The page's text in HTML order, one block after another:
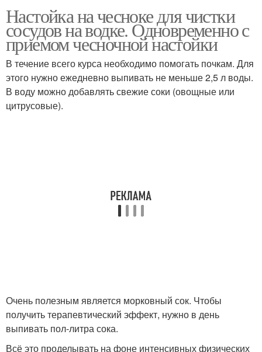
Настойка на чесноке для чистки
сосудов на водке. Одновременно с
приемом чесночной настойки
В течение всего курса необходимо помогать почкам. Для
этого нужно ежедневно выпивать не меньше 2,5 л воды.
В воду можно добавлять свежие соки (овощные или
цитрусовые).
Очень полезным является морковный сок. Чтобы
получить терапевтический эффект, нужно в день
выпивать пол-литра сока.
Всё это проделывать на фоне интенсивных физических